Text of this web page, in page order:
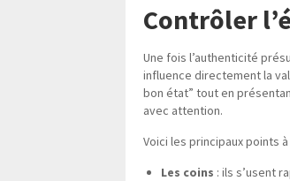
Contrôler
Une fois l’authenticité
influence directement la
bon état” tout en
avec attention.
Voici les principaux points
Les coins : ils s’usent